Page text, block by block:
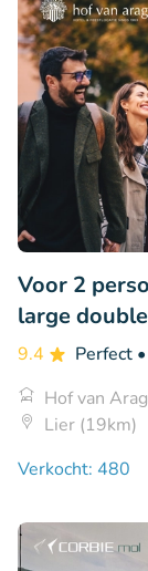
Voor 2
large
9.4 Perfect
Hof van
Lier (19km)
Verkocht: 480